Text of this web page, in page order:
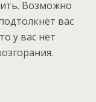
Возможно
вас
у вас нет